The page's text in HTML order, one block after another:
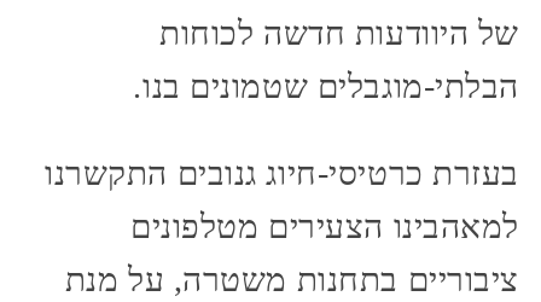
של היוודעות חדשה לכוחות
הבלתי-מוגבלים שטמונים בנו.
בעזרת כרטיסי-חיוג גנובים התקשרנו
למאהבינו הצעירים מטלפונים
ציבוריים בתחנות משטרה, על מנת